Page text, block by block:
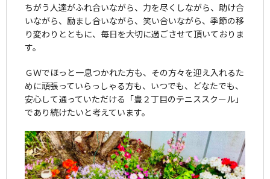
ちがう人達がふれ合いながら、力を尽くしながら、助け合
いながら、励まし合いながら、笑い合いながら、季節の移
り変わりとともに、毎日を大切に過ごさせて頂いておりま
す。
ＧＷでほっと一息つかれた方も、その方々を迎え入れるた
めに頑張っていらっしゃる方も、いつでも、どなたでも、
安心して通っていただける「豊２丁目のテニススクール」
であり続けたいと考えています。